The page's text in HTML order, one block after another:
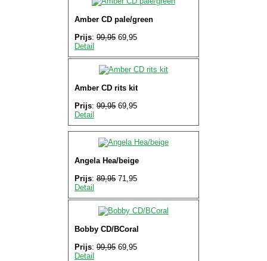
Amber CD pale/green
Prijs: 99,95 69,95
Detail
Amber CD rits kit
Prijs: 99,95 69,95
Detail
Angela Hea/beige
Prijs: 89,95 71,95
Detail
Bobby CD/BCoral
Prijs: 99,95 69,95
Detail